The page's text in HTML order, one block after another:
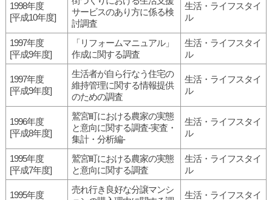
1998年度
[平成10年度]
サービスのあり方に係る検
討調査
生活・ライフスタイ
ル
1997年度
[平成9年度]
「リフォームマニュアル」
作成に関する調査
生活・ライフスタイ
ル
1997年度
[平成9年度]
生活者が自ら行なう住宅の
維持管理に関する情報提供
のための調査
生活・ライフスタイ
ル
1996年度
[平成8年度]
鷲宮町における農家の実態
と意向に関する調査-実査・
集計・分析編-
生活・ライフスタイ
ル
1995年度
[平成7年度]
鷲宮町における農家の実態
と意向に関する調査
生活・ライフスタイ
ル
1995年度
売れ行き良好な分譲マンシ
生活・ライフスタイ